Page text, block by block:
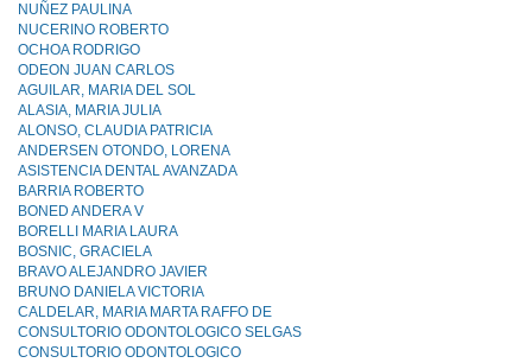
NUÑEZ PAULINA
NUCERINO ROBERTO
OCHOA RODRIGO
ODEON JUAN CARLOS
AGUILAR, MARIA DEL SOL
ALASIA, MARIA JULIA
ALONSO, CLAUDIA PATRICIA
ANDERSEN OTONDO, LORENA
ASISTENCIA DENTAL AVANZADA
BARRIA ROBERTO
BONED ANDERA V
BORELLI MARIA LAURA
BOSNIC, GRACIELA
BRAVO ALEJANDRO JAVIER
BRUNO DANIELA VICTORIA
CALDELAR, MARIA MARTA RAFFO DE
CONSULTORIO ODONTOLOGICO SELGAS
CONSULTORIO ODONTOLOGlCO